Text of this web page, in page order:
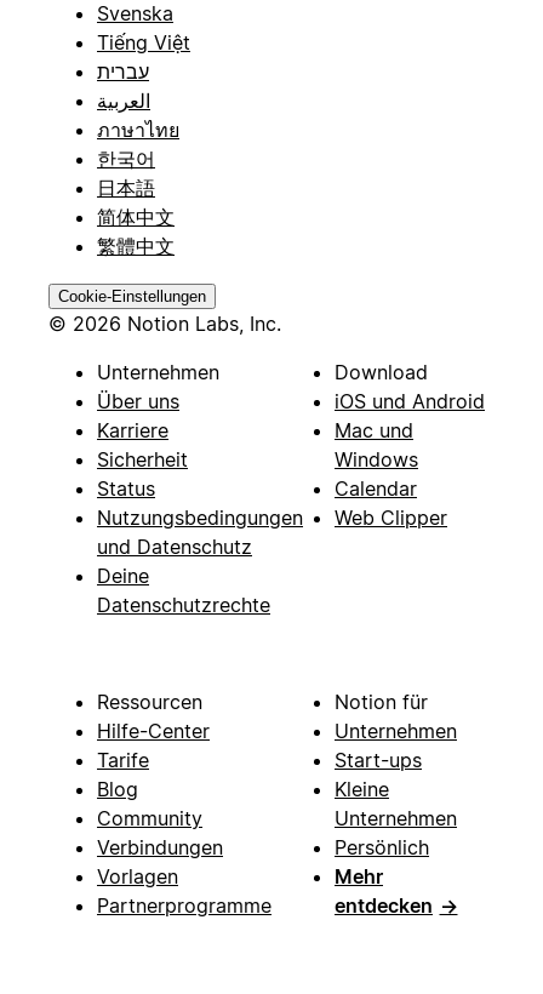
Svenska
Tiếng Việt
עברית
العربية
ภาษาไทย
한국어
日本語
简体中文
繁體中文
Cookie-Einstellungen
© 2026 Notion Labs, Inc.
Unternehmen
Über uns
Karriere
Sicherheit
Status
Nutzungsbedingungen
und Datenschutz
Deine
Datenschutzrechte
Download
iOS und Android
Mac und
Windows
Calendar
Web Clipper
Ressourcen
Hilfe-Center
Tarife
Blog
Community
Verbindungen
Vorlagen
Partnerprogramme
Notion für
Unternehmen
Start-ups
Kleine
Unternehmen
Persönlich
Mehr
entdecken →